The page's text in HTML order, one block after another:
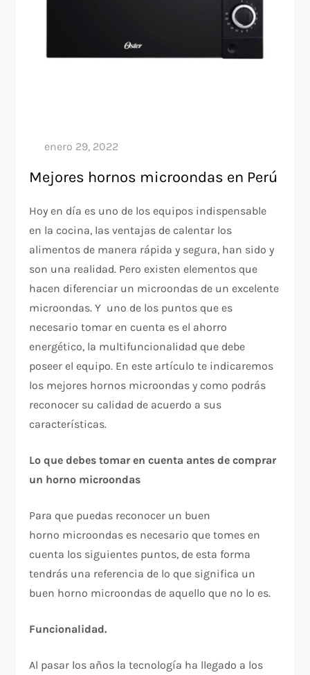
Mejores hornos microondas en Perú
Hoy en día es uno de los equipos indispensable
en la cocina, las ventajas de calentar los
alimentos de manera rápida y segura, han sido y
son una realidad. Pero existen elementos que
hacen diferenciar un microondas de un excelente
microondas. Y uno de los puntos que es
necesario tomar en cuenta es el ahorro
energético, la multifuncionalidad que debe
poseer el equipo. En este artículo te indicaremos
los mejores hornos microondas y como podrás
reconocer su calidad de acuerdo a sus
características.
Lo que debes tomar en cuenta antes de comprar
un horno microondas
Para que puedas reconocer un buen
horno microondas es necesario que tomes en
cuenta los siguientes puntos, de esta forma
tendrás una referencia de lo que significa un
buen horno microondas de aquello que no lo es.
Funcionalidad.
Al pasar los años la tecnología ha llegado a los